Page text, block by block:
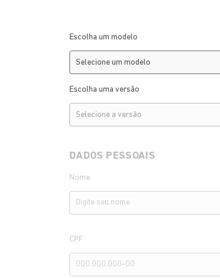
Escolha um modelo
Escolha uma versão
DADOS PESSOAIS
Nome
CPF